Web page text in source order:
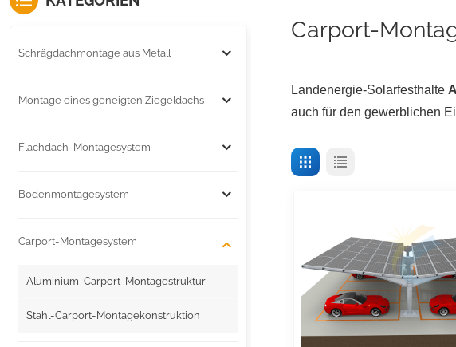
Carport-
Landenergie-Solarfesthalte
auch für den gewerblichen
Schrägdachmontage aus Metall
Montage eines geneigten Ziegeldachs
Flachdach-Montagesystem
Bodenmontagesystem
Carport-Montagesystem
Aluminium-Carport-Montagestruktur
Stahl-Carport-Montagekonstruktion